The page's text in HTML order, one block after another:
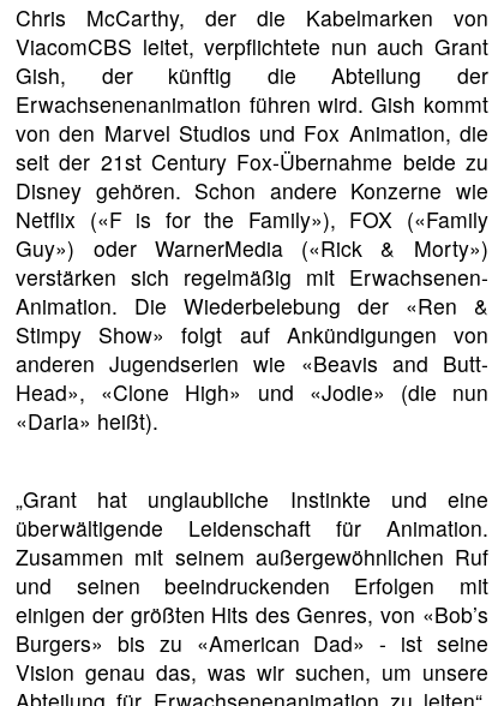
Chris McCarthy, der die Kabelmarken von
ViacomCBS leitet, verpflichtete nun auch Grant
Gish, der künftig die Abteilung der
Erwachsenenanimation führen wird. Gish kommt
von den Marvel Studios und Fox Animation, die
seit der 21st Century Fox-Übernahme beide zu
Disney gehören. Schon andere Konzerne wie
Netflix («F is for the Family»), FOX («Family
Guy») oder WarnerMedia («Rick & Morty»)
verstärken sich regelmäßig mit Erwachsenen-
Animation. Die Wiederbelebung der «Ren &
Stimpy Show» folgt auf Ankündigungen von
anderen Jugendserien wie «Beavis and Butt-
Head», «Clone High» und «Jodie» (die nun
«Daria» heißt).
„Grant hat unglaubliche Instinkte und eine
überwältigende Leidenschaft für Animation.
Zusammen mit seinem außergewöhnlichen Ruf
und seinen beeindruckenden Erfolgen mit
einigen der größten Hits des Genres, von «Bob’s
Burgers» bis zu «American Dad» - ist seine
Vision genau das, was wir suchen, um unsere